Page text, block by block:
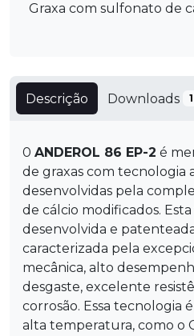
Graxa com sulfonato de
Descrição Downloads 1
0 ANDEROL 86 EP-2 é
de graxas com tecnologia
desenvolvidas pela
de cálcio modificados.
desenvolvida e
caracterizada pela
mecânica, alto
desgaste, excelente
corrosão. Essa tecnologia
alta temperatura, como o